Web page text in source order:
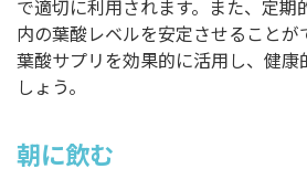
で適切に利用されます。また、定期
内の葉酸レベルを安定させることが
葉酸サプリを効果的に活用し、健康
しょう。
朝に飲む